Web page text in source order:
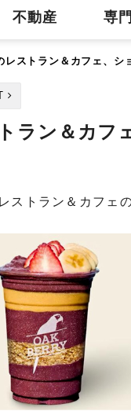
不動産 専
レストラン＆カフェ、シ
ラン＆カフ
ストラン＆カフェ